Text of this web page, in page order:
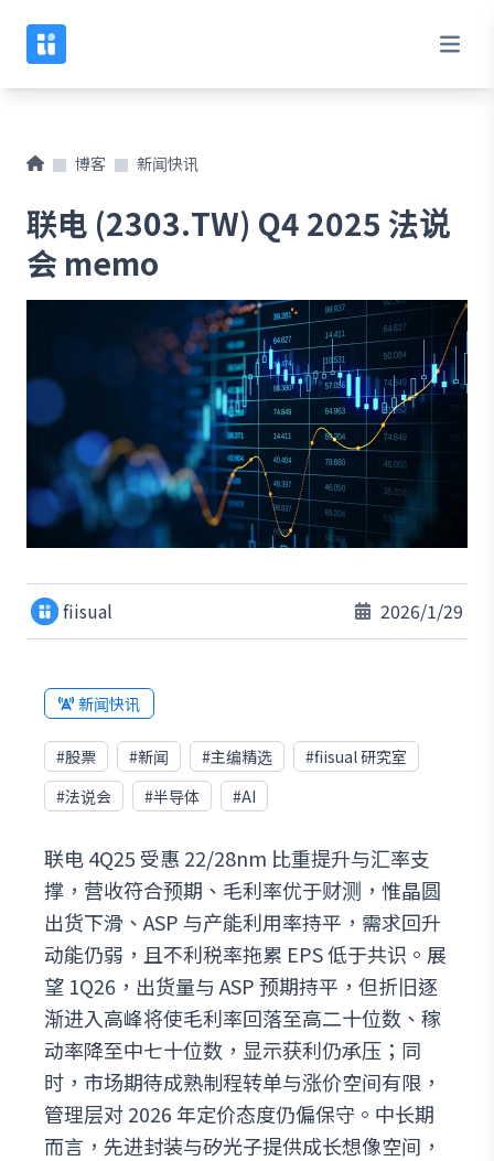
博客 新闻快讯
联电 (2303.TW) Q4 2025 法说
会 memo
fiisual 2026/1/29
新闻快讯
#股票 #新闻 #主编精选 #fiisual 研究室
#法说会 #半导体 #AI
联电 4Q25 受惠 22/28nm 比重提升与汇率支
撑，营收符合预期、毛利率优于财测，惟晶圆
出货下滑、ASP 与产能利用率持平，需求回升
动能仍弱，且不利税率拖累 EPS 低于共识。展
望 1Q26，出货量与 ASP 预期持平，但折旧逐
渐进入高峰将使毛利率回落至高二十位数、稼
动率降至中七十位数，显示获利仍承压；同
时，市场期待成熟制程转单与涨价空间有限，
管理层对 2026 年定价态度仍偏保守。中长期
而言，先进封装与矽光子提供成长想像空间，